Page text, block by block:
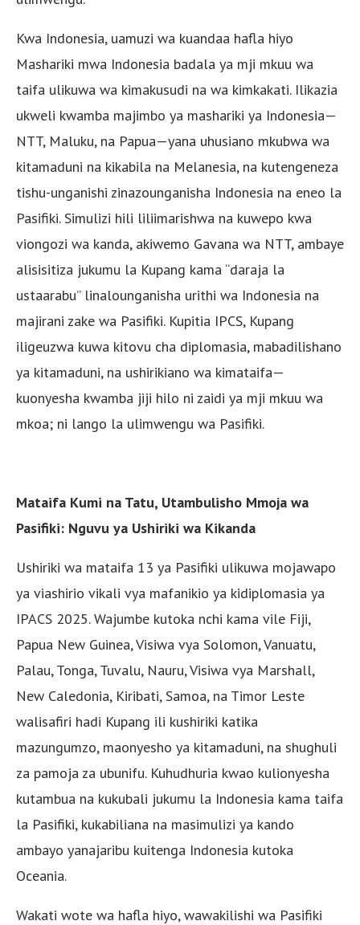
Kwa Indonesia, uamuzi wa kuandaa hafla hiyo
Mashariki mwa Indonesia badala ya mji mkuu wa
taifa ulikuwa wa kimakusudi na wa kimkakati. Ilikazia
ukweli kwamba majimbo ya mashariki ya Indonesia—
NTT, Maluku, na Papua—yana uhusiano mkubwa wa
kitamaduni na kikabila na Melanesia, na kutengeneza
tishu-unganishi zinazounganisha Indonesia na eneo la
Pasifiki. Simulizi hili liliimarishwa na kuwepo kwa
viongozi wa kanda, akiwemo Gavana wa NTT, ambaye
alisisitiza jukumu la Kupang kama “daraja la
ustaarabu” linalounganisha urithi wa Indonesia na
majirani zake wa Pasifiki. Kupitia IPCS, Kupang
iligeuzwa kuwa kitovu cha diplomasia, mabadilishano
ya kitamaduni, na ushirikiano wa kimataifa—
kuonyesha kwamba jiji hilo ni zaidi ya mji mkuu wa
mkoa; ni lango la ulimwengu wa Pasifiki.
Mataifa Kumi na Tatu, Utambulisho Mmoja wa
Pasifiki: Nguvu ya Ushiriki wa Kikanda
Ushiriki wa mataifa 13 ya Pasifiki ulikuwa mojawapo
ya viashirio vikali vya mafanikio ya kidiplomasia ya
IPACS 2025. Wajumbe kutoka nchi kama vile Fiji,
Papua New Guinea, Visiwa vya Solomon, Vanuatu,
Palau, Tonga, Tuvalu, Nauru, Visiwa vya Marshall,
New Caledonia, Kiribati, Samoa, na Timor Leste
walisafiri hadi Kupang ili kushiriki katika
mazungumzo, maonyesho ya kitamaduni, na shughuli
za pamoja za ubunifu. Kuhudhuria kwao kulionyesha
kutambua na kukubali jukumu la Indonesia kama taifa
la Pasifiki, kukabiliana na masimulizi ya kando
ambayo yanajaribu kuitenga Indonesia kutoka
Oceania.
Wakati wote wa hafla hiyo, wawakilishi wa Pasifiki